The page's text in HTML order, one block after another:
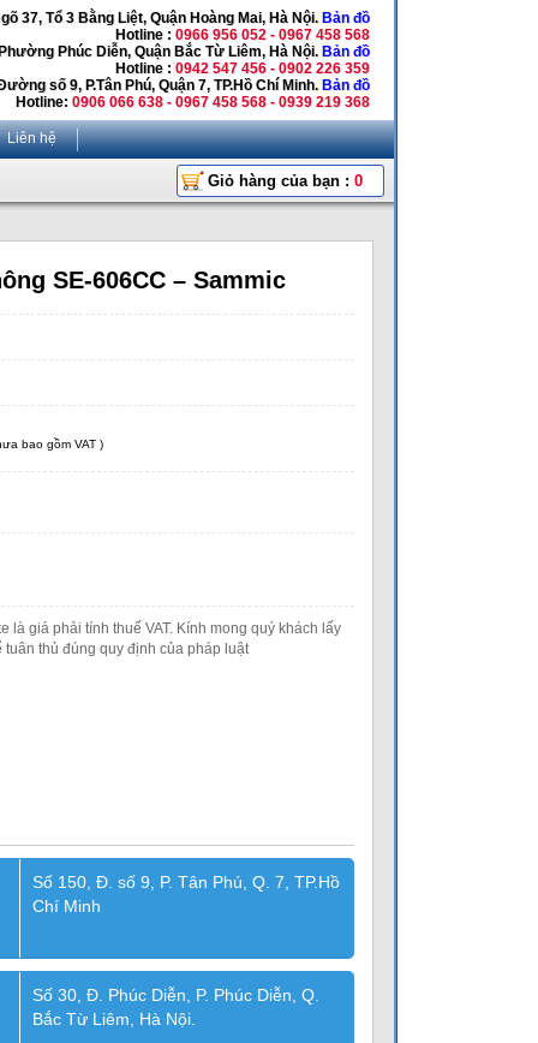
37, Tổ 3 Bằng Liệt, Quận Hoàng Mai, Hà Nội. Bản đồ
Hotline : 0966 956 052 - 0967 458 568
Phúc Diễn, Quận Bắc Từ Liêm, Hà Nội. Bản đồ
Hotline : 0942 547 456 - 0902 226 359
số 9, P.Tân Phú, Quận 7, TP.Hồ Chí Minh. Bản đồ
Hotline: 0906 066 638 - 0967 458 568 - 0939 219 368
Liên hệ
Giỏ hàng của bạn : 0
SE-606CC – Sammic
bao gồm VAT )
là giá phải tính thuế VAT. Kính mong quý khách lấy
thủ đúng quy định của pháp luật
Số 150, Đ. số 9, P. Tân Phú, Q. 7, TP.Hồ
Chí Minh
Số 30, Đ. Phúc Diễn, P. Phúc Diễn, Q.
Bắc Từ Liêm, Hà Nội.